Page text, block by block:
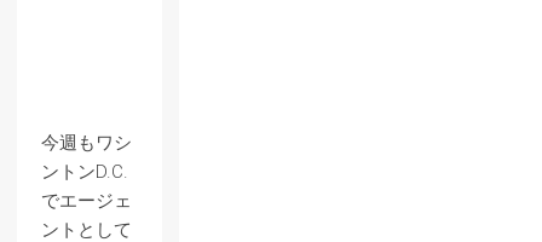
今週もワシ
ントンD.C.
でエージェ
ントとして